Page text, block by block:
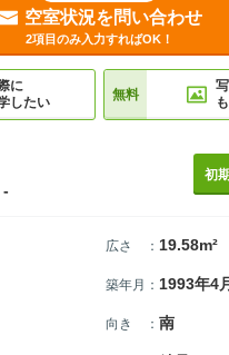
空室状況を問い合わせ
2項目のみ入力すればOK！
に
したい
無料
-
初
広さ ： 19.58m²
築年月 ： 1993年4月
向き ： 南